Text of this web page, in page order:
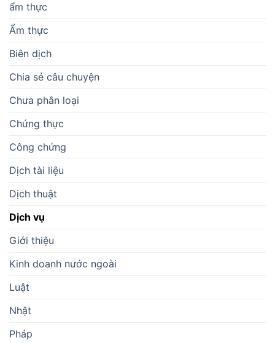
ẩm thực
Ẩm thực
Biên dịch
Chia sẻ câu chuyện
Chưa phân loại
Chứng thực
Công chứng
Dịch tài liệu
Dịch thuật
Dịch vụ
Giới thiệu
Kinh doanh nước ngoài
Luật
Nhật
Pháp